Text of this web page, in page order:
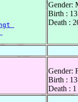
Gender:
Birth :
Death :
Gender:
Birth :
Death :